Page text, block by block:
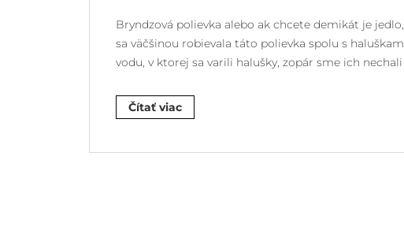
Bryndzová polievka alebo ak chcete demikát je
sa väčšinou robievala táto polievka spolu s
vodu, v ktorej sa varili halušky, zopár sme ich
Čítať viac